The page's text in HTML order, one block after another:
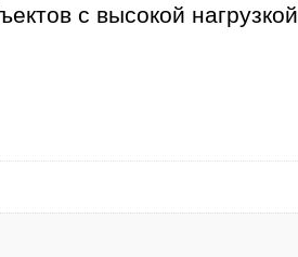
с высокой нагрузкой